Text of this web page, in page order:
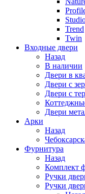
Trend
Twin
Входные двери
Назад
В наличии
Двери в
Двери с
Двери с
Двери
Арки
Назад
Фурнитура
Назад
Комплект
Ручки
Ручки